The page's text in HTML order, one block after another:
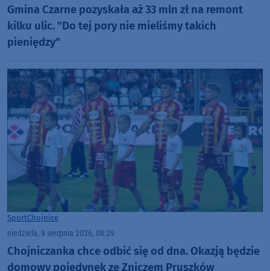
Gmina Czarne pozyskała aż 33 mln zł na remont
kilku ulic. "Do tej pory nie mieliśmy takich
pieniędzy"
SportChojnice
niedziela, 9 sierpnia 2026, 08:29
Chojniczanka chce odbić się od dna. Okazją będzie
domowy pojedynek ze Zniczem Pruszków